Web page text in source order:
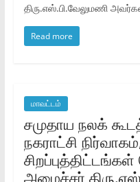
திரு.எஸ்‌.பி.வேலுமணி
Read more
மாவட்டம்
சமுதாய நலக்‌
நகராட்சி
அமைச்சர்‌